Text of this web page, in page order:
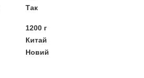
Так
1200 г
Китай
Новий